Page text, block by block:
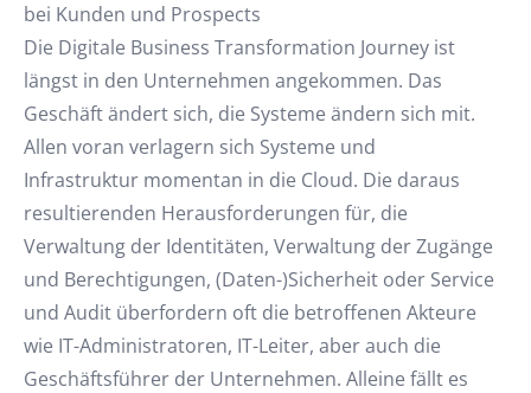
bei Kunden und Prospects
Die Digitale Business Transformation Journey ist
längst in den Unternehmen angekommen. Das
Geschäft ändert sich, die Systeme ändern sich mit.
Allen voran verlagern sich Systeme und
Infrastruktur momentan in die Cloud. Die daraus
resultierenden Herausforderungen für, die
Verwaltung der Identitäten, Verwaltung der Zugänge
und Berechtigungen, (Daten-)Sicherheit oder Service
und Audit überfordern oft die betroffenen Akteure
wie IT-Administratoren, IT-Leiter, aber auch die
Geschäftsführer der Unternehmen. Alleine fällt es